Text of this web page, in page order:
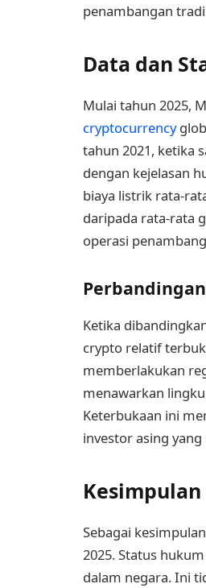
penambangan
Data dan
Mulai tahun 2025,
cryptocurrency
tahun 2021, ketika
dengan kejelasan
biaya listrik rata-
daripada rata-rata
operasi
Ketika
crypto relatif
memberlakukan
menawarkan
Keterbukaan ini
investor asing
Sebagai
2025. Status
dalam negara. Ini